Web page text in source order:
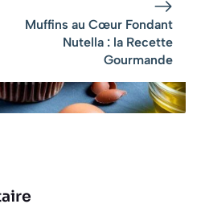
Muffins au Cœur Fondant
Nutella : la Recette
Gourmande